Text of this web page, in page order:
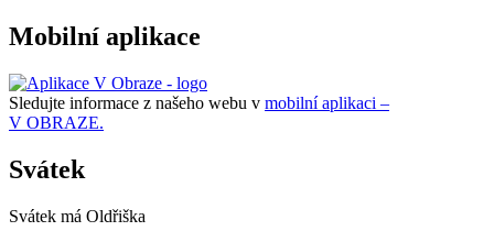
Mobilní aplikace
Sledujte informace z našeho webu v mobilní aplikaci –
V OBRAZE.
Svátek
Svátek má Oldřiška